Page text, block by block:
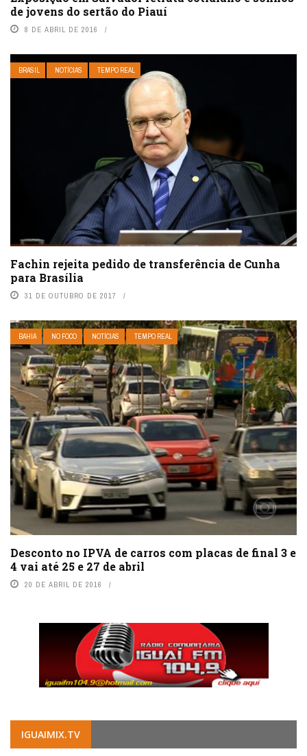
de jovens do sertão do Piauí
8 DE ABRIL DE 2016
BRASIL NOTÍCIAS TEMPO REAL
Fachin rejeita pedido de transferência de Cunha
para Brasília
31 DE OUTUBRO DE 2017
BAHIA NO FOCO NOTÍCIAS TEMPO REAL
Desconto no IPVA de carros com placas de final 3 e
4 vai até 25 e 27 de abril
20 DE ABRIL DE 2016
IGUAIMIX.TV